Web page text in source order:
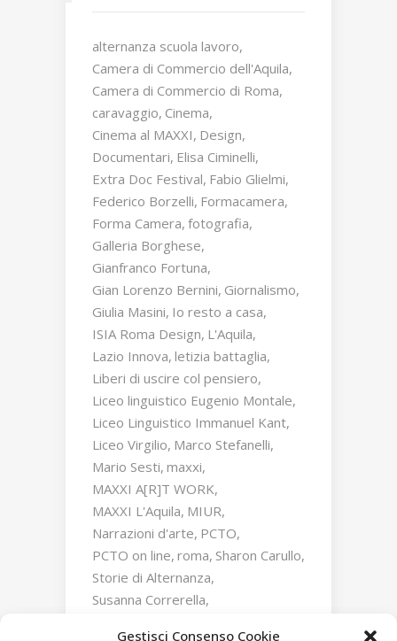
Gestisci Consenso Cookie
alternanza scuola lavoro
Camera di Commercio dell'Aquila
Camera di Commercio di Roma
caravaggio Cinema
Cinema al MAXXI Design
Documentari Elisa Ciminelli
Extra Doc Festival Fabio Glielmi
Federico Borzelli Formacamera
Forma Camera fotografia
Galleria Borghese
Gianfranco Fortuna
Gian Lorenzo Bernini Giornalismo
Giulia Masini Io resto a casa
ISIA Roma Design L'Aquila
Lazio Innova letizia battaglia
Liberi di uscire col pensiero
Liceo linguistico Eugenio Montale
Liceo Linguistico Immanuel Kant
Liceo Virgilio Marco Stefanelli
Mario Sesti maxxi
MAXXI A[R]T WORK
MAXXI L'Aquila MIUR
Narrazioni d'arte PCTO
PCTO on line roma Sharon Carullo
Storie di Alternanza
Susanna Correrella